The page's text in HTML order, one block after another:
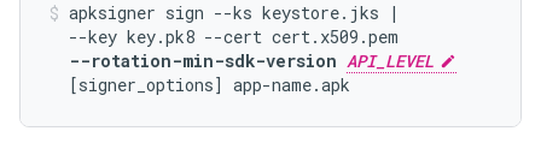
apksigner sign --ks keystore.jks |
  --key key.pk8 --cert cert.x509.pem
--rotation-min-sdk-version API_LEVEL